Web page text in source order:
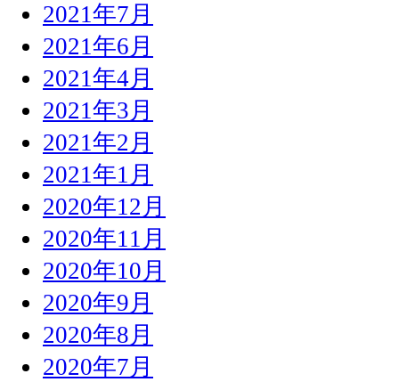
2021年7月
2021年6月
2021年4月
2021年3月
2021年2月
2021年1月
2020年12月
2020年11月
2020年10月
2020年9月
2020年8月
2020年7月